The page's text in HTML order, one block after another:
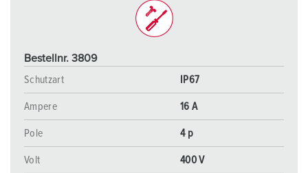
Bestellnr. 3809
Schutzart
IP67
Ampere 16 A
Pole 4 p
Volt 400 V